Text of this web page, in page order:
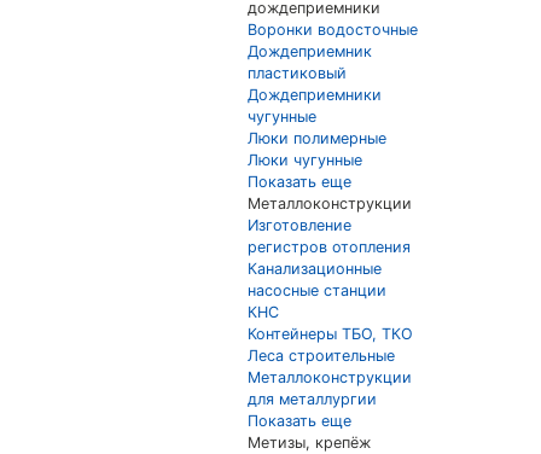
дождеприемники
Воронки водосточные
Дождеприемник
пластиковый
Дождеприемники
чугунные
Люки полимерные
Люки чугунные
Показать еще
Металлоконструкции
Изготовление
регистров отопления
Канализационные
насосные станции
КНС
Контейнеры ТБО, ТКО
Леса строительные
Металлоконструкции
для металлургии
Показать еще
Метизы, крепёж